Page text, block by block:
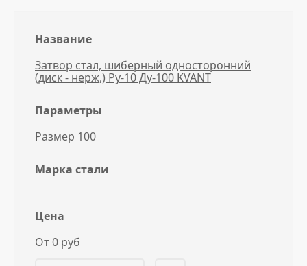
Название
Затвор стал, шиберный односторонний
(диск - нерж,) Ру-10 Ду-100 KVANT
Параметры
Размер 100
Марка стали
Цена
От 0 руб